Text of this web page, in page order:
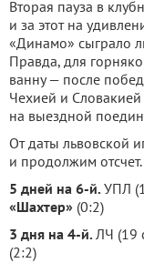
Вторая пауза в
и за этот на
«Динамо» сыграло
Правда, для
ванну — после
Чехией и Словакией
на выездной
От даты львовской
и продолжим
5 дней на 6-й. УПЛ
«Шахтер» (0:2)
3 дня на 4-й. ЛЧ (19
(2:2)